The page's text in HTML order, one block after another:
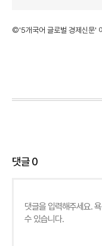
©'5개국어 글로벌 경제신문'
댓글0